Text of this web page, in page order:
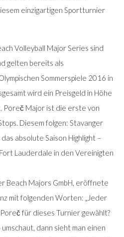
einzigartigen Sportturnier
Volleyball Major Series sind
gelten bereits als
Sommerspiele 2016 in
wird ein Preisgeld in Höhe
Poreč Major ist die erste von
Diesem folgen: Stavanger
absolute Saison Highlight –
Lauderdale in den Vereinigten
Beach Majors GmbH, eröffnete
mit folgenden Worten: „Jeder
für dieses Turnier gewählt?
dann sieht man einen